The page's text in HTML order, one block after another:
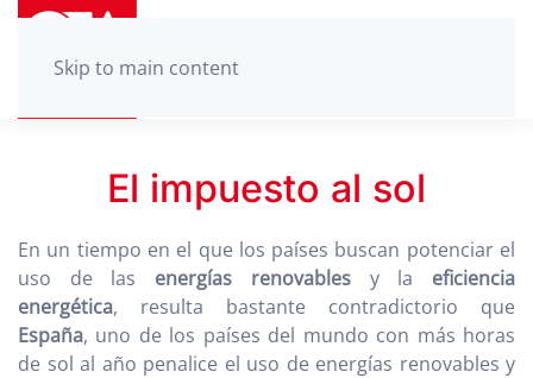
Skip to main content
El impuesto al sol
En un tiempo en el que los países buscan potenciar el
uso de las energías renovablesy la eficiencia
energética, resulta bastante contradictorio que
España, uno de los países del mundo con más horas
de sol al año penalice el uso de energías renovables y